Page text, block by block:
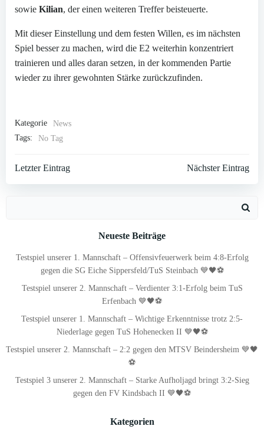
sowie Kilian, der einen weiteren Treffer beisteuerte.
Mit dieser Einstellung und dem festen Willen, es im nächsten
Spiel besser zu machen, wird die E2 weiterhin konzentriert
trainieren und alles daran setzen, in der kommenden Partie
wieder zu ihrer gewohnten Stärke zurückzufinden.
Kategorie
News
Tags:
No Tag
Post
Letzter Eintrag Nächster Eintrag
Neueste Beiträge
Testspiel unserer 1. Mannschaft – Offensivfeuerwerk beim 4:8-Erfolg
gegen die SG Eiche Sippersfeld/TuS Steinbach 💙🖤⚽
Testspiel unserer 2. Mannschaft – Verdienter 3:1-Erfolg beim TuS
Erfenbach 💙🖤⚽
Testspiel unserer 1. Mannschaft – Wichtige Erkenntnisse trotz 2:5-
Niederlage gegen TuS Hohenecken II 💙🖤⚽
Testspiel unserer 2. Mannschaft – 2:2 gegen den MTSV Beindersheim 💙🖤
⚽
Testspiel 3 unserer 2. Mannschaft – Starke Aufholjagd bringt 3:2-Sieg
gegen den FV Kindsbach II 💙🖤⚽
Kategorien